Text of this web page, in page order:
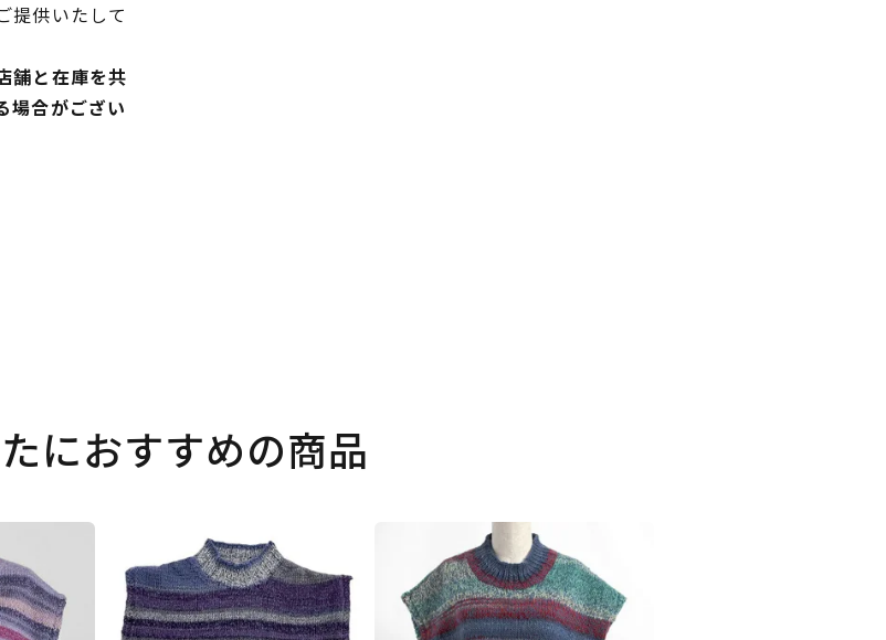
提供いたして
舗と在庫を共
場合がござい
におすすめの商品